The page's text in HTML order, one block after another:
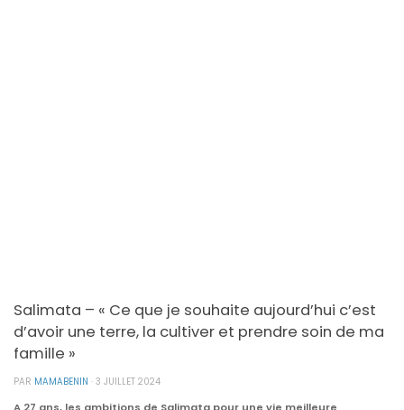
Salimata – « Ce que je souhaite aujourd’hui c’est
d’avoir une terre, la cultiver et prendre soin de ma
famille »
PAR MAMABENIN · 3 JUILLET 2024